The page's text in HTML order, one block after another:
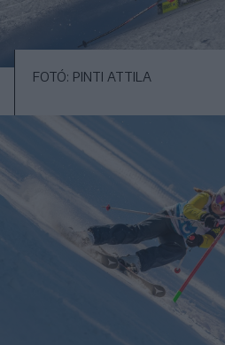
FOTÓ: PINTI ATTILA